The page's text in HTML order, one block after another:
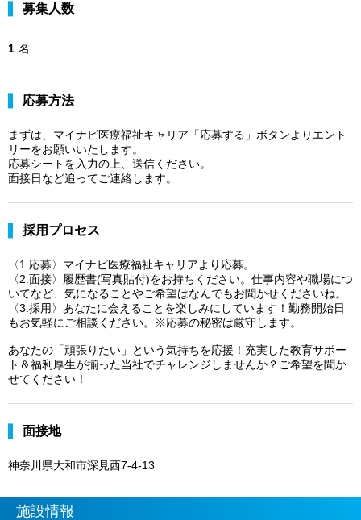
募集人数
1 名
応募方法
まずは、マイナビ医療福祉キャリア「応募する」ボタンよりエント
リーをお願いいたします。
応募シートを入力の上、送信ください。
面接日など追ってご連絡します。
採用プロセス
〈1.応募〉マイナビ医療福祉キャリアより応募。
〈2.面接〉履歴書(写真貼付)をお持ちください。仕事内容や職場につ
いてなど、気になることやご希望はなんでもお聞かせくださいね。
〈3.採用〉あなたに会えることを楽しみにしています！勤務開始日
もお気軽にご相談ください。※応募の秘密は厳守します。
あなたの「頑張りたい」という気持ちを応援！充実した教育サポー
ト＆福利厚生が揃った当社でチャレンジしませんか？ご希望を聞か
せてください！
面接地
神奈川県大和市深見西7-4-13
施設情報